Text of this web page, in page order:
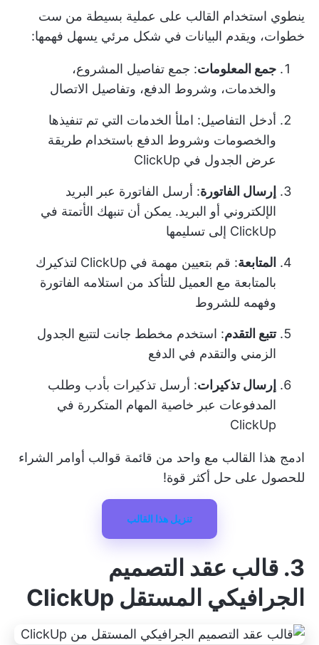
ينطوي استخدام القالب على عملية بسيطة من ست
خطوات، ويقدم البيانات في شكل مرئي يسهل فهمها:
جمع المعلومات: جمع تفاصيل المشروع،
والخدمات، وشروط الدفع، وتفاصيل الاتصال
أدخل التفاصيل: املأ الخدمات التي تم تنفيذها
والخصومات وشروط الدفع باستخدام طريقة
عرض الجدول في ClickUp
إرسال الفاتورة: أرسل الفاتورة عبر البريد
الإلكتروني أو البريد. يمكن أن تنبهك الأتمتة في
ClickUp إلى تسليمها
المتابعة
: قم بتعيين مهمة في ClickUp لتذكيرك
بالمتابعة مع العميل للتأكد من استلامه الفاتورة
وفهمه للشروط
تتبع التقدم: استخدم مخطط جانت لتتبع الجدول
الزمني والتقدم في الدفع
إرسال تذكيرات: أرسل تذكيرات بأدب وطلب
المدفوعات عبر خاصية المهام المتكررة في
ClickUp
ادمج هذا القالب مع واحد من قائمة قوالب أوامر الشراء
للحصول على حل أكثر قوة!
تنزيل هذا القالب
3. قالب عقد التصميم
الجرافيكي المستقل ClickUp